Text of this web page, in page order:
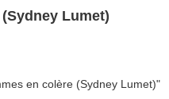
Lumet)